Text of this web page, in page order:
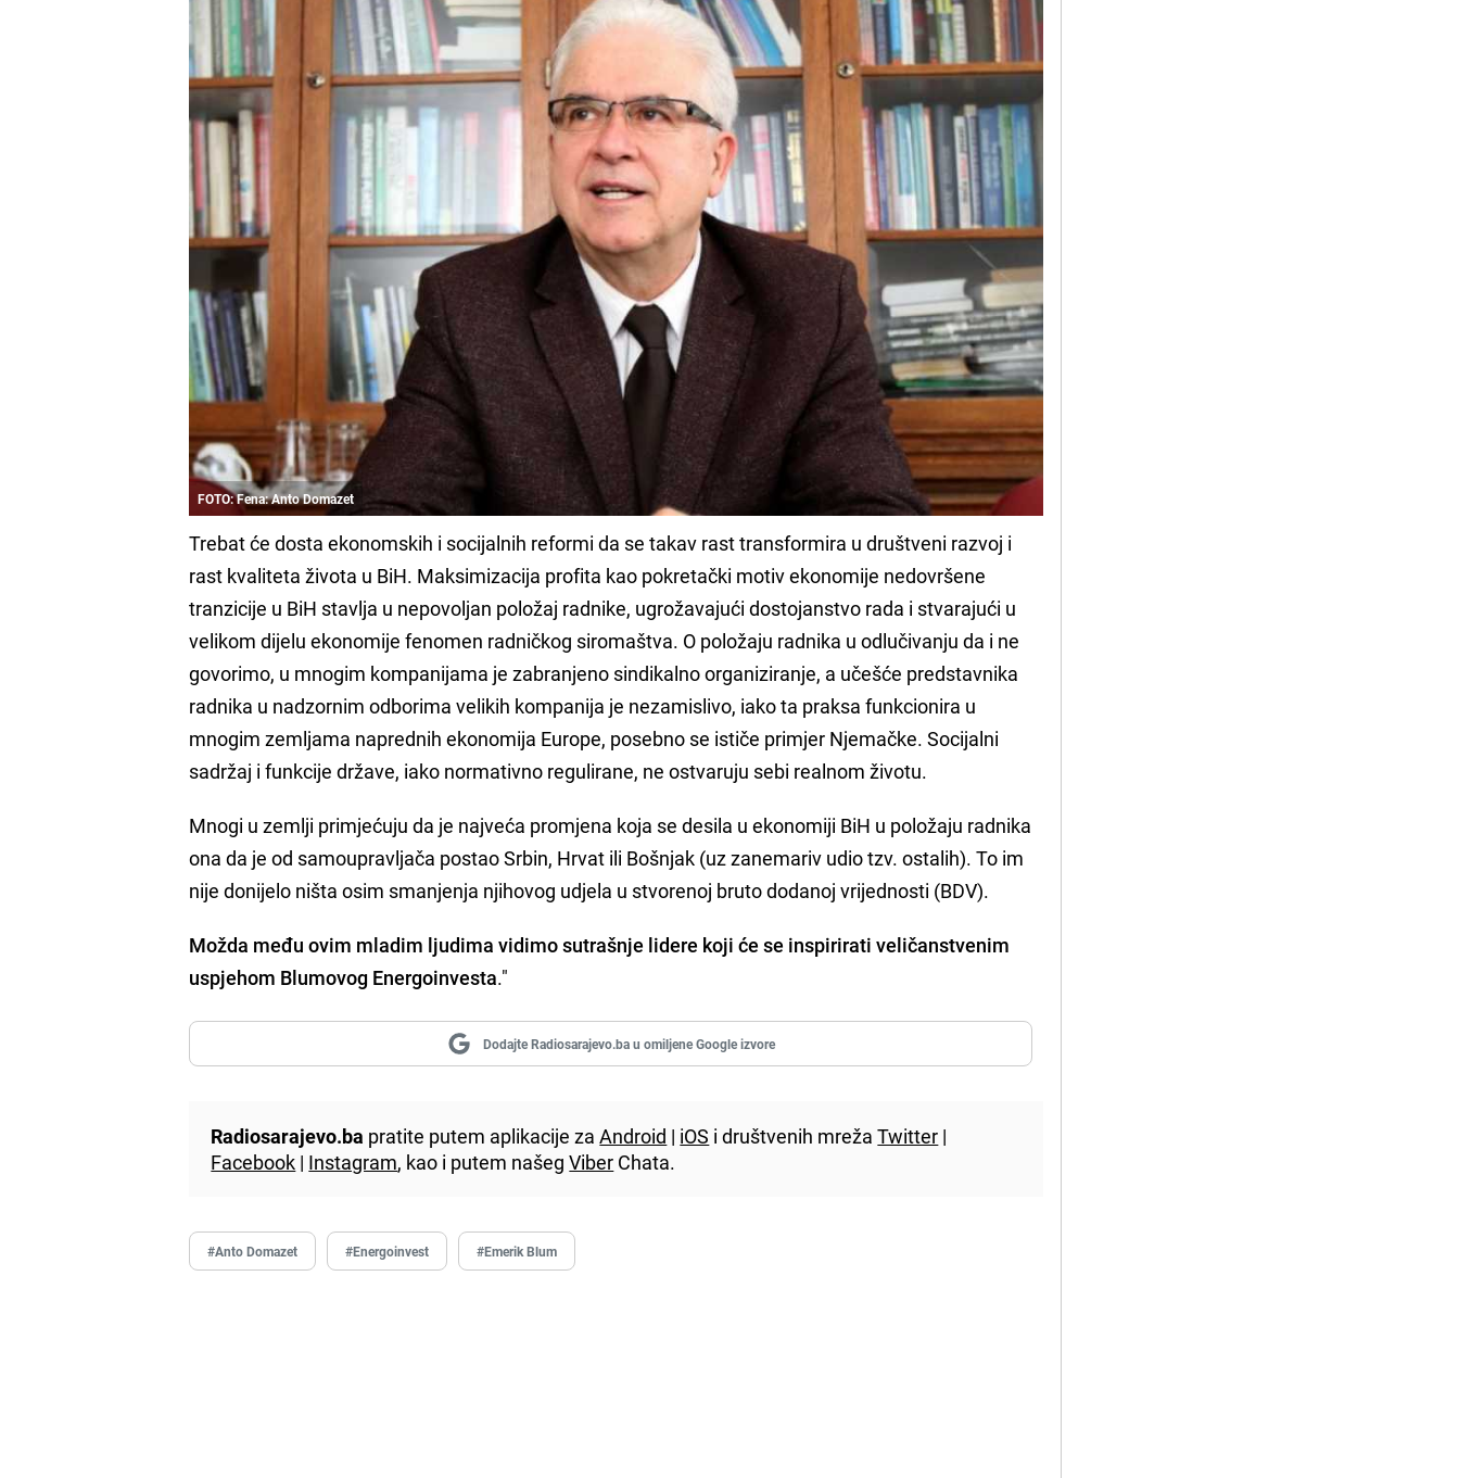
FOTO: Fena: Anto Domazet
Trebat će dosta ekonomskih i socijalnih reformi da se takav rast transformira u društveni razvoj i
rast kvaliteta života u BiH. Maksimizacija profita kao pokretački motiv ekonomije nedovršene
tranzicije u BiH stavlja u nepovoljan položaj radnike, ugrožavajući dostojanstvo rada i stvarajući u
velikom dijelu ekonomije fenomen radničkog siromaštva. O položaju radnika u odlučivanju da i ne
govorimo, u mnogim kompanijama je zabranjeno sindikalno organiziranje, a učešće predstavnika
radnika u nadzornim odborima velikih kompanija je nezamislivo, iako ta praksa funkcionira u
mnogim zemljama naprednih ekonomija Europe, posebno se ističe primjer Njemačke. Socijalni
sadržaj i funkcije države, iako normativno regulirane, ne ostvaruju sebi realnom životu.
Mnogi u zemlji primjećuju da je najveća promjena koja se desila u ekonomiji BiH u položaju radnika
ona da je od samoupravljača postao Srbin, Hrvat ili Bošnjak (uz zanemariv udio tzv. ostalih). To im
nije donijelo ništa osim smanjenja njihovog udjela u stvorenoj bruto dodanoj vrijednosti (BDV).
Možda među ovim mladim ljudima vidimo sutrašnje lidere koji će se inspirirati veličanstvenim
uspjehom Blumovog Energoinvesta."
Dodajte Radiosarajevo.ba u omiljene Google izvore
Radiosarajevo.ba pratite putem aplikacije zaAndroid | iOS i društvenih mrežaTwitter |
Facebook | Instagram, kao i putem našegViber Chata.
#Anto Domazet #Energoinvest #Emerik Blum